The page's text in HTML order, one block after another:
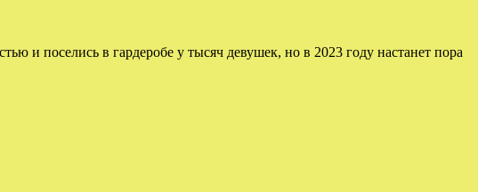
и поселись в гардеробе у тысяч девушек, но в 2023 году настанет пора